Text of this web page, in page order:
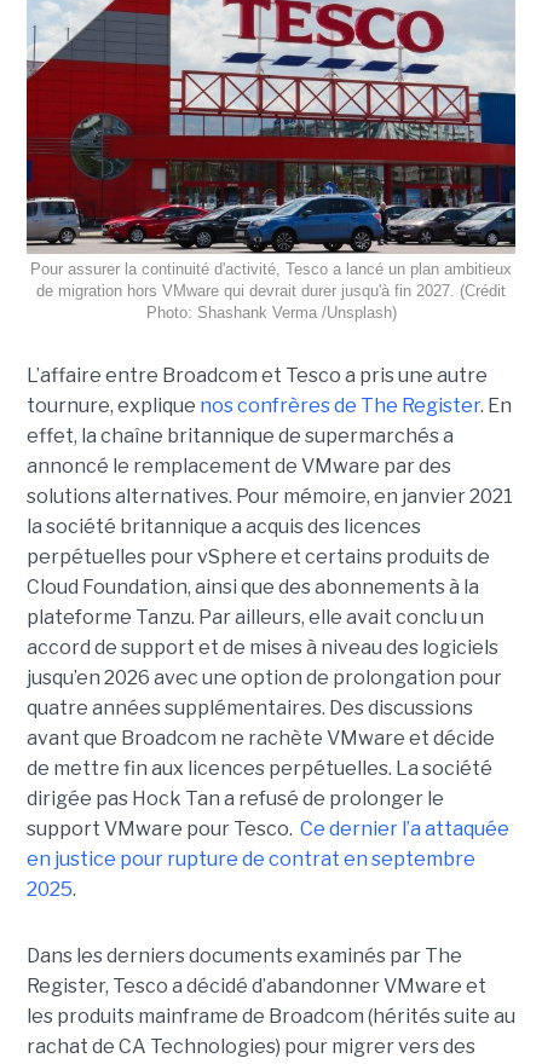
Pour assurer la continuité d'activité, Tesco a lancé un plan ambitieux
de migration hors VMware qui devrait durer jusqu'à fin 2027. (Crédit
Photo: Shashank Verma /Unsplash)
L’affaire entre Broadcom et Tesco a pris une autre
tournure, explique nos confrères de The Register. En
effet, la chaîne britannique de supermarchés a
annoncé le remplacement de VMware par des
solutions alternatives. Pour mémoire, en janvier 2021
la société britannique a acquis des licences
perpétuelles pour vSphere et certains produits de
Cloud Foundation, ainsi que des abonnements à la
plateforme Tanzu. Par ailleurs, elle avait conclu un
accord de support et de mises à niveau des logiciels
jusqu’en 2026 avec une option de prolongation pour
quatre années supplémentaires. Des discussions
avant que Broadcom ne rachète VMware et décide
de mettre fin aux licences perpétuelles. La société
dirigée pas Hock Tan a refusé de prolonger le
support VMware pour Tesco. Ce dernier l’a attaquée
en justice pour rupture de contrat en septembre
2025.
Dans les derniers documents examinés par The
Register, Tesco a décidé d’abandonner VMware et
les produits mainframe de Broadcom (hérités suite au
rachat de CA Technologies) pour migrer vers des